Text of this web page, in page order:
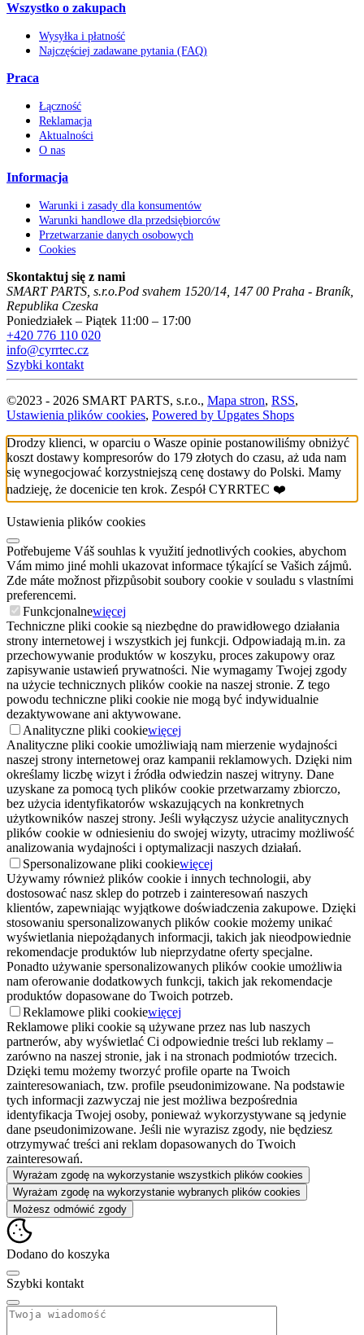
Wszystko o zakupach
Wysyłka i płatność
Najczęściej zadawane pytania (FAQ)
Praca
Łączność
Reklamacja
Aktualności
O nas
Informacja
Warunki i zasady dla konsumentów
Warunki handlowe dla przedsiębiorców
Przetwarzanie danych osobowych
Cookies
Skontaktuj się z nami
SMART PARTS, s.r.o.Pod svahem 1520/14 147 00 Praha - Braník,
Republika Czeska
Poniedziałek – Piątek 11:00 – 17:00
+420 776 110 020
info@cyrrtec.cz
Szybki kontakt
©2023 - 2026 SMART PARTS, s.r.o., Mapa stron, RSS,
Ustawienia plików cookies, Powered by Upgates Shops
Drodzy klienci, w oparciu o Wasze opinie postanowiliśmy obniżyć
koszt dostawy kompresorów do 179 złotych do czasu, aż uda nam
się wynegocjować korzystniejszą cenę dostawy do Polski. Mamy
nadzieję, że docenicie ten krok. Zespół CYRRTEC ❤️
Ustawienia plików cookies
Potřebujeme Váš souhlas k využití jednotlivých cookies, abychom
Vám mimo jiné mohli ukazovat informace týkající se Vašich zájmů.
Zde máte možnost přizpůsobit soubory cookie v souladu s vlastními
preferencemi.
Funkcjonalnewięcej
Techniczne pliki cookie są niezbędne do prawidłowego działania
strony internetowej i wszystkich jej funkcji. Odpowiadają m.in. za
przechowywanie produktów w koszyku, proces zakupowy oraz
zapisywanie ustawień prywatności. Nie wymagamy Twojej zgody
na użycie technicznych plików cookie na naszej stronie. Z tego
powodu techniczne pliki cookie nie mogą być indywidualnie
dezaktywowane ani aktywowane.
Analityczne pliki cookiewięcej
Analityczne pliki cookie umożliwiają nam mierzenie wydajności
naszej strony internetowej oraz kampanii reklamowych. Dzięki nim
określamy liczbę wizyt i źródła odwiedzin naszej witryny. Dane
uzyskane za pomocą tych plików cookie przetwarzamy zbiorczo,
bez użycia identyfikatorów wskazujących na konkretnych
użytkowników naszej strony. Jeśli wyłączysz użycie analitycznych
plików cookie w odniesieniu do swojej wizyty, utracimy możliwość
analizowania wydajności i optymalizacji naszych działań.
Spersonalizowane pliki cookiewięcej
Używamy również plików cookie i innych technologii, aby
dostosować nasz sklep do potrzeb i zainteresowań naszych
klientów, zapewniając wyjątkowe doświadczenia zakupowe. Dzięki
stosowaniu spersonalizowanych plików cookie możemy unikać
wyświetlania niepożądanych informacji, takich jak nieodpowiednie
rekomendacje produktów lub nieprzydatne oferty specjalne.
Ponadto używanie spersonalizowanych plików cookie umożliwia
nam oferowanie dodatkowych funkcji, takich jak rekomendacje
produktów dopasowane do Twoich potrzeb.
Reklamowe pliki cookiewięcej
Reklamowe pliki cookie są używane przez nas lub naszych
partnerów, aby wyświetlać Ci odpowiednie treści lub reklamy –
zarówno na naszej stronie, jak i na stronach podmiotów trzecich.
Dzięki temu możemy tworzyć profile oparte na Twoich
zainteresowaniach, tzw. profile pseudonimizowane. Na podstawie
tych informacji zazwyczaj nie jest możliwa bezpośrednia
identyfikacja Twojej osoby, ponieważ wykorzystywane są jedynie
dane pseudonimizowane. Jeśli nie wyrazisz zgody, nie będziesz
otrzymywać treści ani reklam dopasowanych do Twoich
zainteresowań.
Wyrażam zgodę na wykorzystanie wszystkich plików cookies
Wyrażam zgodę na wykorzystanie wybranych plików cookies
Możesz odmówić zgody
Dodano do koszyka
Szybki kontakt